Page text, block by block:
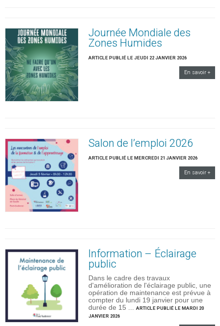
Journée Mondiale des
Zones Humides
ARTICLE PUBLIÉ LE JEUDI 22 JANVIER 2026
En savoir +
Salon de l’emploi 2026
ARTICLE PUBLIÉ LE MERCREDI 21 JANVIER 2026
En savoir +
Information – Éclairage
public
Dans le cadre des travaux
d'amélioration de l'éclairage public, une
opération de maintenance est prévue à
compter du lundi 19 janvier pour une
durée de 15 ... ARTICLE PUBLIÉ LE MARDI 20
JANVIER 2026